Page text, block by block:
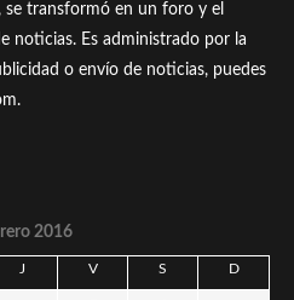
transformó en un foro y el
noticias. Es administrado por la
o envío de noticias, puedes
2016
J V S D